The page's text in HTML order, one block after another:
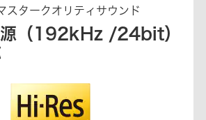
スタークオリティサウンド
源（192kHz /24bit）